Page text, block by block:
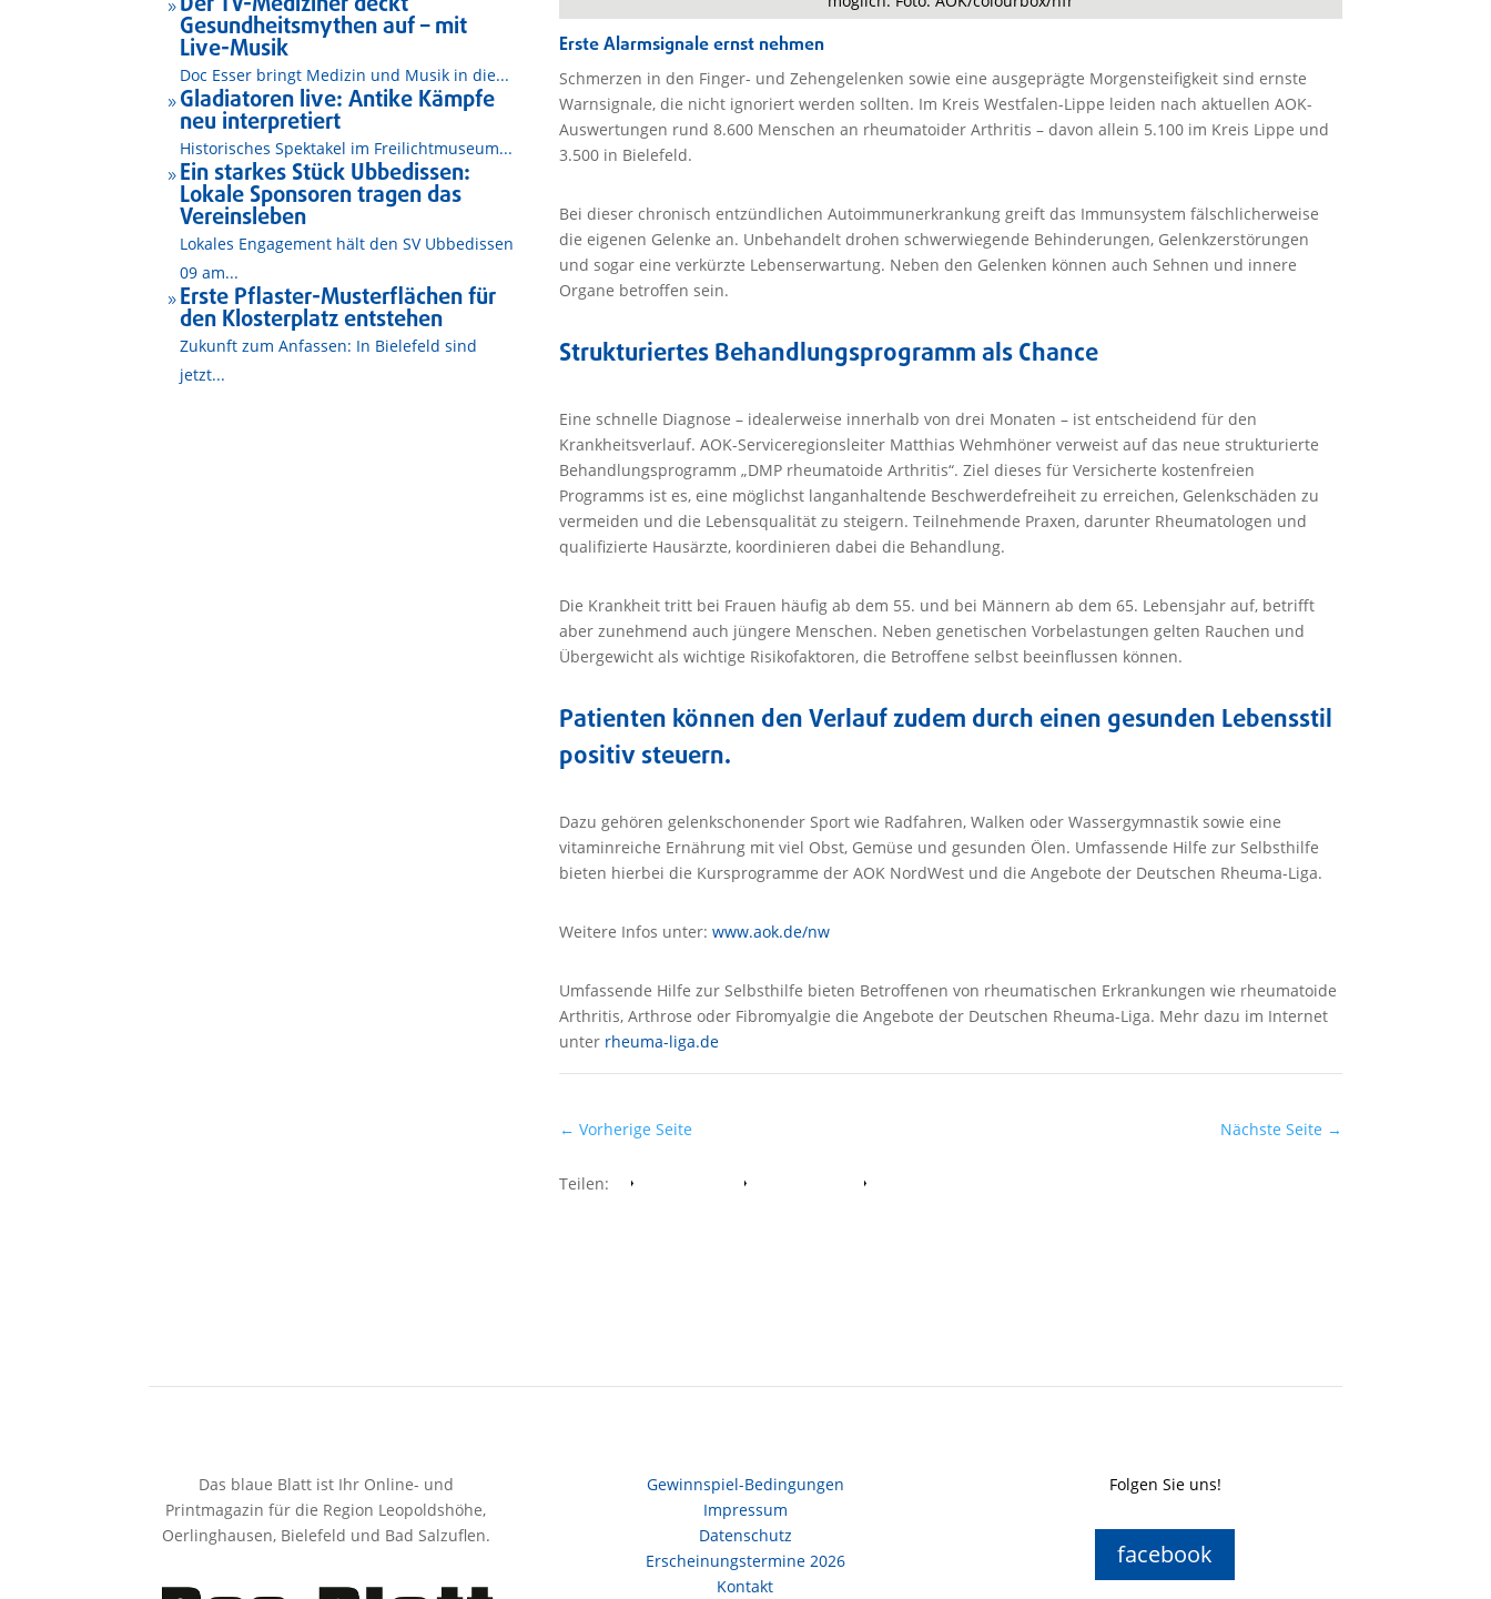
9
Gesundheitsmythen auf – mit
Live-Musik
Doc Esser bringt Medizin und Musik in die...
9 Gladiatoren live: Antike Kämpfe
neu interpretiert
Historisches Spektakel im Freilichtmuseum...
9 Ein starkes Stück Ubbedissen:
Lokale Sponsoren tragen das
Vereinsleben
Lokales Engagement hält den SV Ubbedissen
09 am...
9 Erste Pflaster-Musterflächen für
den Klosterplatz entstehen
Zukunft zum Anfassen: In Bielefeld sind
jetzt...
Erste Alarmsignale ernst nehmen
Schmerzen in den Finger- und Zehengelenken sowie eine ausgeprägte Morgensteifigkeit sind ernste
Warnsignale, die nicht ignoriert werden sollten. Im Kreis Westfalen-Lippe leiden nach aktuellen AOK-
Auswertungen rund 8.600 Menschen an rheumatoider Arthritis – davon allein 5.100 im Kreis Lippe und
3.500 in Bielefeld.
Bei dieser chronisch entzündlichen Autoimmunerkrankung greift das Immunsystem fälschlicherweise
die eigenen Gelenke an. Unbehandelt drohen schwerwiegende Behinderungen, Gelenkzerstörungen
und sogar eine verkürzte Lebenserwartung. Neben den Gelenken können auch Sehnen und innere
Organe betroffen sein.
Strukturiertes Behandlungsprogramm als Chance
Eine schnelle Diagnose – idealerweise innerhalb von drei Monaten – ist entscheidend für den
Krankheitsverlauf. AOK-Serviceregionsleiter Matthias Wehmhöner verweist auf das neue strukturierte
Behandlungsprogramm „DMP rheumatoide Arthritis“. Ziel dieses für Versicherte kostenfreien
Programms ist es, eine möglichst langanhaltende Beschwerdefreiheit zu erreichen, Gelenkschäden zu
vermeiden und die Lebensqualität zu steigern. Teilnehmende Praxen, darunter Rheumatologen und
qualifizierte Hausärzte, koordinieren dabei die Behandlung.
Die Krankheit tritt bei Frauen häufig ab dem 55. und bei Männern ab dem 65. Lebensjahr auf, betrifft
aber zunehmend auch jüngere Menschen. Neben genetischen Vorbelastungen gelten Rauchen und
Übergewicht als wichtige Risikofaktoren, die Betroffene selbst beeinflussen können.
Patienten können den Verlauf zudem durch einen gesunden Lebensstil
positiv steuern.
Dazu gehören gelenkschonender Sport wie Radfahren, Walken oder Wassergymnastik sowie eine
vitaminreiche Ernährung mit viel Obst, Gemüse und gesunden Ölen. Umfassende Hilfe zur Selbsthilfe
bieten hierbei die Kursprogramme der AOK NordWest und die Angebote der Deutschen Rheuma-Liga.
Weitere Infos unter: www.aok.de/nw
Umfassende Hilfe zur Selbsthilfe bieten Betroffenen von rheumatischen Erkrankungen wie rheumatoide
Arthritis, Arthrose oder Fibromyalgie die Angebote der Deutschen Rheuma-Liga. Mehr dazu im Internet
unter rheuma-liga.de
← Vorherige Seite Nächste Seite →
Teilen: Facebook Whatsapp Twitter
Das blaue Blatt ist Ihr Online- und
Printmagazin für die Region Leopoldshöhe,
Oerlinghausen, Bielefeld und Bad Salzuflen.
Gewinnspiel-Bedingungen
Impressum
Datenschutz
Erscheinungstermine 2026
Kontakt
Folgen Sie uns!
facebook